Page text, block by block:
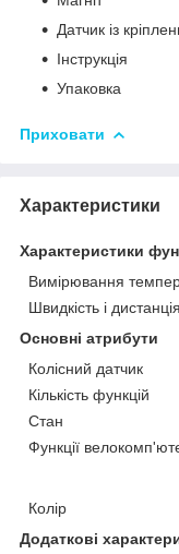
Датчик із
Інструкція
Упаковка
Приховати
Характеристики
Характеристики
Вимірювання
Швидкість і дистанція
Основні атрибути
Колісний датчик
Кількість функцій
Стан
Функції
Колір
Додаткові